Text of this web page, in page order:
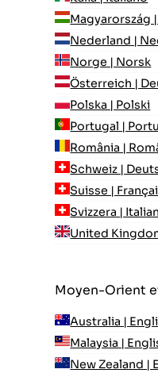
Magyarország
Nederland |
Norge | Norsk
Österreich |
Polska | Polski
Portugal |
România |
Schweiz |
Suisse |
Svizzera |
United
Moyen-Orient
Australia |
Malaysia |
New Zealand |